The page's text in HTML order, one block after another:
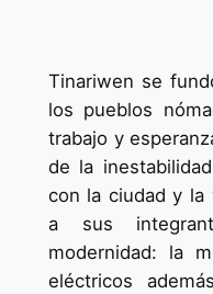
Tinariwen se
los pueblos
trabajo y
de la
con la ciudad y la
a sus
modernidad: la
eléctricos